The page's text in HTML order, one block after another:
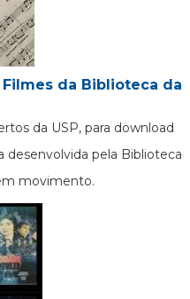
da Biblioteca da
da USP, para download
pela Biblioteca
movimento.